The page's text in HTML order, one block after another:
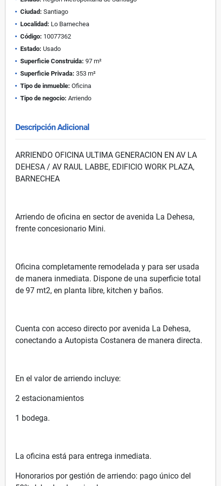
Ciudad: Santiago
Localidad: Lo Barnechea
Código: 10077362
Estado: Usado
Superficie Construida: 97 m²
Superficie Privada: 353 m²
Tipo de inmueble: Oficina
Tipo de negocio: Arriendo
Descripción Adicional
ARRIENDO OFICINA ULTIMA GENERACION EN AV LA
DEHESA / AV RAUL LABBE, EDIFICIO WORK PLAZA,
BARNECHEA
Arriendo de oficina en sector de avenida La Dehesa,
frente concesionario Mini.
Oficina completamente remodelada y para ser usada
de manera inmediata. Dispone de una superficie total
de 97 mt2, en planta libre, kitchen y baños.
Cuenta con acceso directo por avenida La Dehesa,
conectando a Autopista Costanera de manera directa.
En el valor de arriendo incluye:
2 estacionamientos
1 bodega.
La oficina está para entrega inmediata.
Honorarios por gestión de arriendo: pago único del